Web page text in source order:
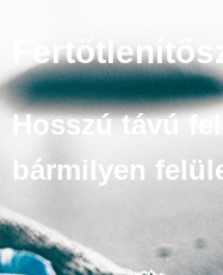
Hosszú távú
bármilyen